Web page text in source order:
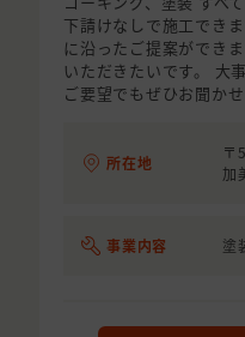
下請けなしで施工でき
に沿ったご提案ができ
いただきたいです。 大
ご要望でもぜひお聞かせ
所在地
〒
加
事業内容 塗